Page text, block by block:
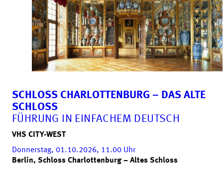
SCHLOSS CHARLOTTENBURG – DAS ALTE
SCHLOSS
FÜHRUNG IN EINFACHEM DEUTSCH
VHS CITY-WEST
Donnerstag, 01.10.2026, 11.00 Uhr
Berlin, Schloss Charlottenburg – Altes Schloss